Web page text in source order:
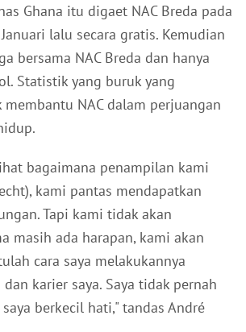
Ghana itu digaet NAC Breda pada
lalu secara gratis. Kemudian
bersama NAC Breda dan hanya
Statistik yang buruk yang
membantu NAC dalam perjuangan
bagaimana penampilan kami
kami pantas mendapatkan
Tapi kami tidak akan
masih ada harapan, kami akan
cara saya melakukannya
karier saya. Saya tidak pernah
berkecil hati," tandas André